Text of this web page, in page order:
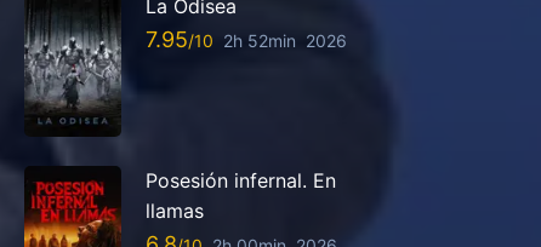
La Odisea
7.95 2h 52min 2026
Posesión infernal. En
llamas